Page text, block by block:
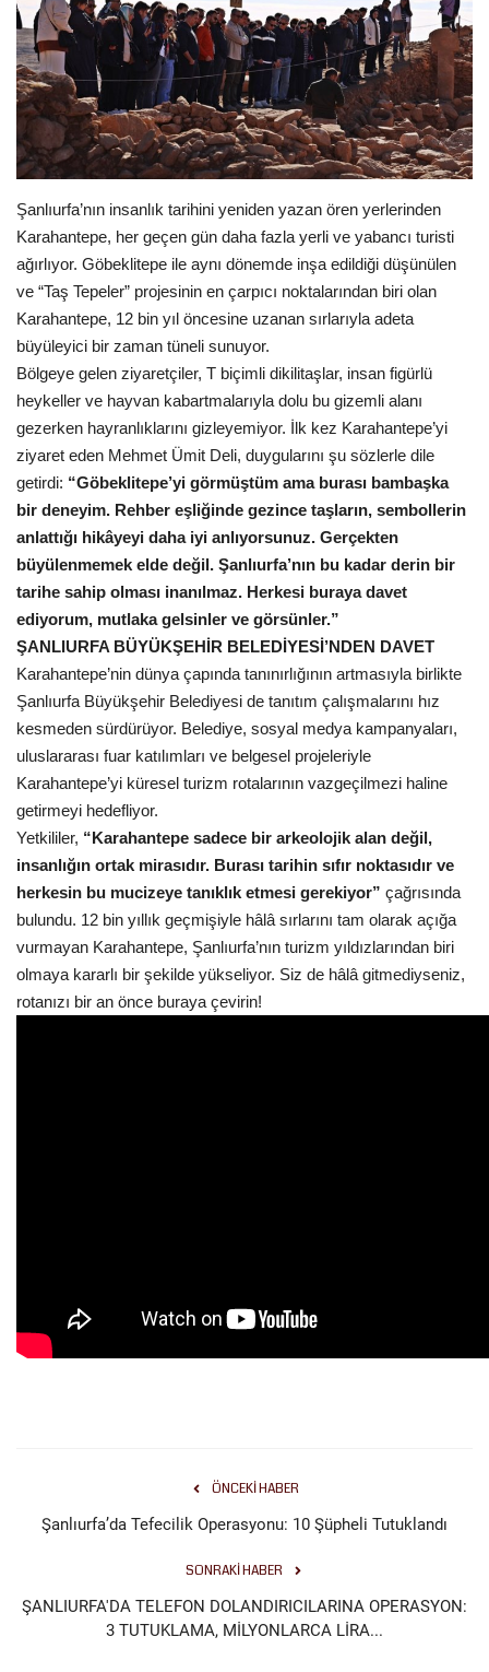
Gündem
Tekno Bilim
Ekonomi
Siyaset
Galeriler
Yaşam
Künye
Sağlık
İletişim
Kültür Sanat
Şanlıurfa’nın insanlık tarihini yeniden yazan ören yerlerinden
Karahantepe, her geçen gün daha fazla yerli ve yabancı turisti
ağırlıyor. Göbeklitepe ile aynı dönemde inşa edildiği düşünülen
ve “Taş Tepeler” projesinin en çarpıcı noktalarından biri olan
Karahantepe, 12 bin yıl öncesine uzanan sırlarıyla adeta
büyüleyici bir zaman tüneli sunuyor.
Bölgeye gelen ziyaretçiler, T biçimli dikilitaşlar, insan figürlü
heykeller ve hayvan kabartmalarıyla dolu bu gizemli alanı
gezerken hayranlıklarını gizleyemiyor. İlk kez Karahantepe’yi
ziyaret eden Mehmet Ümit Deli, duygularını şu sözlerle dile
getirdi: “Göbeklitepe’yi görmüştüm ama burası bambaşka
bir deneyim. Rehber eşliğinde gezince taşların, sembollerin
anlattığı hikâyeyi daha iyi anlıyorsunuz. Gerçekten
büyülenmemek elde değil. Şanlıurfa’nın bu kadar derin bir
tarihe sahip olması inanılmaz. Herkesi buraya davet
ediyorum, mutlaka gelsinler ve görsünler.”
ŞANLIURFA BÜYÜKŞEHİR BELEDİYESİ’NDEN DAVET
Karahantepe’nin dünya çapında tanınırlığının artmasıyla birlikte
Şanlıurfa Büyükşehir Belediyesi de tanıtım çalışmalarını hız
kesmeden sürdürüyor. Belediye, sosyal medya kampanyaları,
uluslararası fuar katılımları ve belgesel projeleriyle
Karahantepe’yi küresel turizm rotalarının vazgeçilmezi haline
getirmeyi hedefliyor.
Yetkililer, “Karahantepe sadece bir arkeolojik alan değil,
insanlığın ortak mirasıdır. Burası tarihin sıfır noktasıdır ve
herkesin bu mucizeye tanıklık etmesi gerekiyor” çağrısında
bulundu. 12 bin yıllık geçmişiyle hâlâ sırlarını tam olarak açığa
vurmayan Karahantepe, Şanlıurfa’nın turizm yıldızlarından biri
olmaya kararlı bir şekilde yükseliyor. Siz de hâlâ gitmediyseniz,
rotanızı bir an önce buraya çevirin!
ÖNCEKI HABER
Şanlıurfa’da Tefecilik Operasyonu: 10 Şüpheli Tutuklandı
SONRAKI HABER
ŞANLIURFA'DA TELEFON DOLANDIRICILARINA OPERASYON:
3 TUTUKLAMA, MİLYONLARCA LİRA...